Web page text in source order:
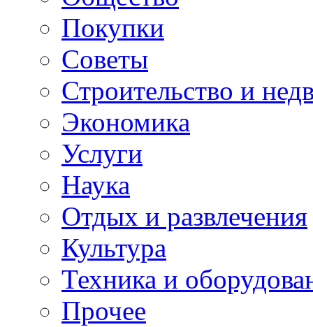
Покупки
Советы
Строительство и
Экономика
Услуги
Наука
Отдых и развлечения
Культура
Техника и
Прочее